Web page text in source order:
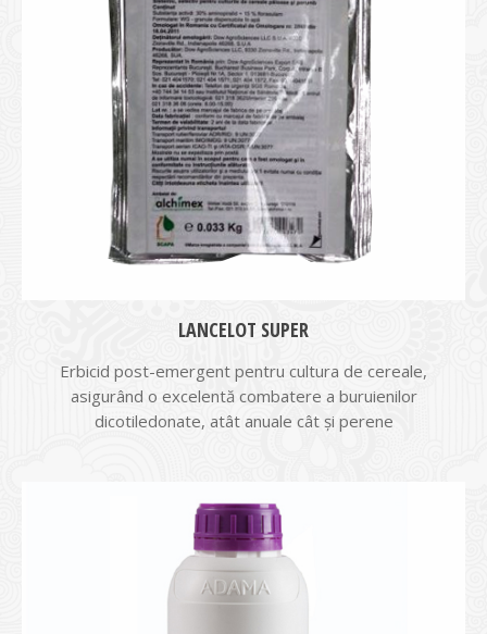
LANCELOT SUPER
Erbicid post-emergent pentru cultura de cereale,
asigurând o excelentă combatere a buruienilor
dicotiledonate, atât anuale cât şi perene